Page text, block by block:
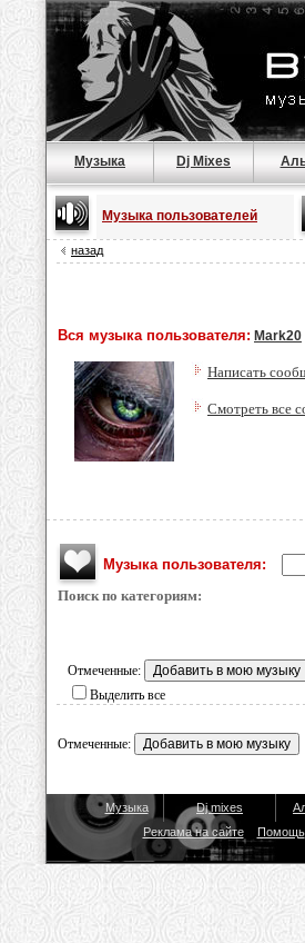
Музыка Dj Mixes
Музыка пользователей
назад
Вся музыка пользователя: Mark20
Написать
Смотреть все
Музыка пользователя:
Поиск по категориям:
Отмеченные:
Выделить все
Отмеченные:
Музыка Dj mixes
Реклама на сайте
Помощь